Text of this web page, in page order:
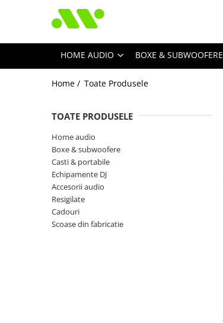
HOME AUDIO BOXE & SUBWOOFERE
Home / Toate Produsele
TOATE PRODUSELE
Home audio
Boxe & subwoofere
Casti & portabile
Echipamente DJ
Accesorii audio
Resigilate
Cadouri
Scoase din fabricatie